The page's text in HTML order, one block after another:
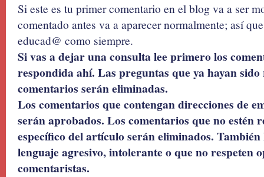
Si este es tu primer comentario en el blog va a ser
comentado antes va a aparecer normalmente; así
educad@ como siempre.
Si vas a dejar una consulta lee primero los
respondida ahí. Las preguntas que ya hayan
comentarios serán eliminadas.
Los comentarios que contengan direcciones de
serán aprobados. Los comentarios que no estén
específico del artículo serán eliminados.
lenguaje agresivo, intolerante o que no respeten
comentaristas.